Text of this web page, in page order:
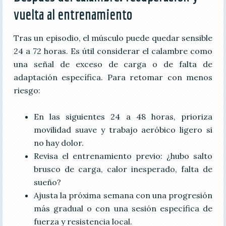
vuelta al entrenamiento
Tras un episodio, el músculo puede quedar sensible
24 a 72 horas. Es útil considerar el calambre como
una señal de exceso de carga o de falta de
adaptación específica. Para retomar con menos
riesgo:
En las siguientes 24 a 48 horas, prioriza
movilidad suave y trabajo aeróbico ligero si
no hay dolor.
Revisa el entrenamiento previo: ¿hubo salto
brusco de carga, calor inesperado, falta de
sueño?
Ajusta la próxima semana con una progresión
más gradual o con una sesión específica de
fuerza y resistencia local.